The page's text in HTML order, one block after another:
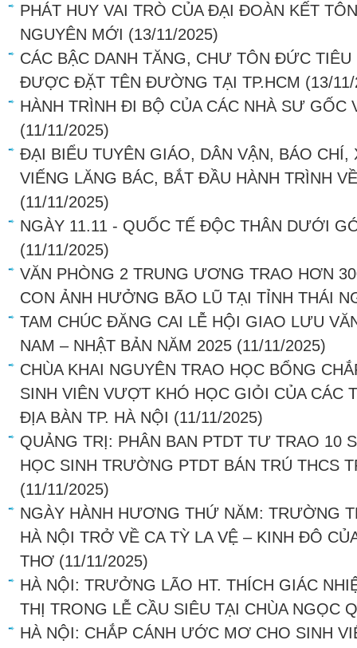
PHÁT HUY VAI TRÒ CỦA ĐẠI ĐOÀN KẾT
NGUYÊN MỚI (13/11/2025)
CÁC BẬC DANH TĂNG, CHƯ TÔN ĐỨC TIÊU
ĐƯỢC ĐẶT TÊN ĐƯỜNG TẠI TP.HCM (13/
HÀNH TRÌNH ĐI BỘ CỦA CÁC NHÀ SƯ GỐC
(11/11/2025)
ĐẠI BIỂU TUYÊN GIÁO, DÂN VẬN, BÁO CHÍ,
VIẾNG LĂNG BÁC, BẮT ĐẦU HÀNH TRÌNH
(11/11/2025)
NGÀY 11.11 - QUỐC TẾ ĐỘC THÂN DƯỚI
(11/11/2025)
VĂN PHÒNG 2 TRUNG ƯƠNG TRAO HƠN
CON ẢNH HƯỞNG BÃO LŨ TẠI TỈNH THÁI
TAM CHÚC ĐĂNG CAI LỄ HỘI GIAO LƯU
NAM – NHẬT BẢN NĂM 2025 (11/11/2025)
CHÙA KHAI NGUYÊN TRAO HỌC BỔNG
SINH VIÊN VƯỢT KHÓ HỌC GIỎI CỦA CÁC
ĐỊA BÀN TP. HÀ NỘI (11/11/2025)
QUẢNG TRỊ: PHÂN BAN PTDT TƯ TRAO 10
HỌC SINH TRƯỜNG PTDT BÁN TRÚ THCS
(11/11/2025)
NGÀY HÀNH HƯƠNG THỨ NĂM: TRƯỜNG
HÀ NỘI TRỞ VỀ CA TỲ LA VỆ – KINH ĐÔ
THƠ (11/11/2025)
HÀ NỘI: TRƯỞNG LÃO HT. THÍCH GIÁC
THỊ TRONG LỄ CẦU SIÊU TẠI CHÙA NGỌC
HÀ NỘI: CHẮP CÁNH ƯỚC MƠ CHO SINH